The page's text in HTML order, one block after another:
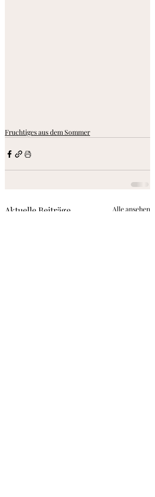
Fruchtiges aus dem Sommer
Aktuelle Beiträge Alle ansehen